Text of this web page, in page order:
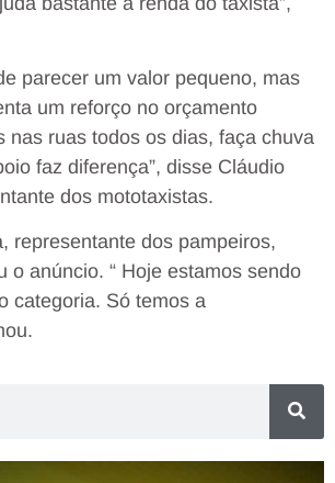
parecer um valor pequeno, mas
um reforço no orçamento
nas ruas todos os dias, faça chuva
faz diferença”, disse Cláudio
dos mototaxistas.
representante dos pampeiros,
o anúncio. “ Hoje estamos sendo
categoria. Só temos a